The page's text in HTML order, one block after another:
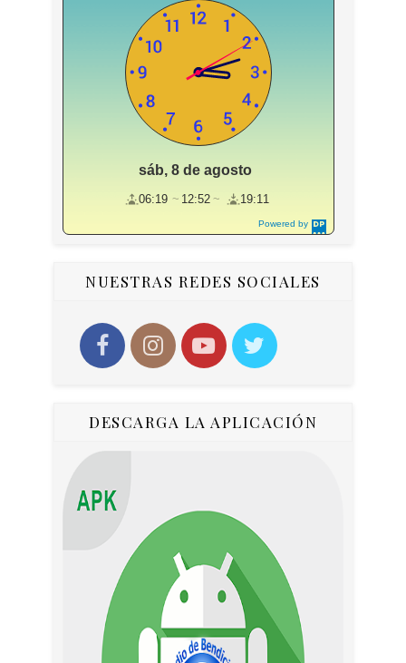
Powered by
DaysPedia.c
sáb, 8 de agosto
06:19 12:52 19:11
NUESTRAS REDES SOCIALES
DESCARGA LA APLICACIÓN